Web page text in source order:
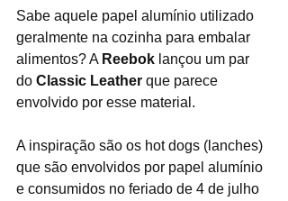
Sabe aquele papel alumínio utilizado
geralmente na cozinha para embalar
alimentos? A Reebok lançou um par
do Classic Leather que parece
envolvido por esse material.
A inspiração são os hot dogs (lanches)
que são envolvidos por papel alumínio
e consumidos no feriado de 4 de julho